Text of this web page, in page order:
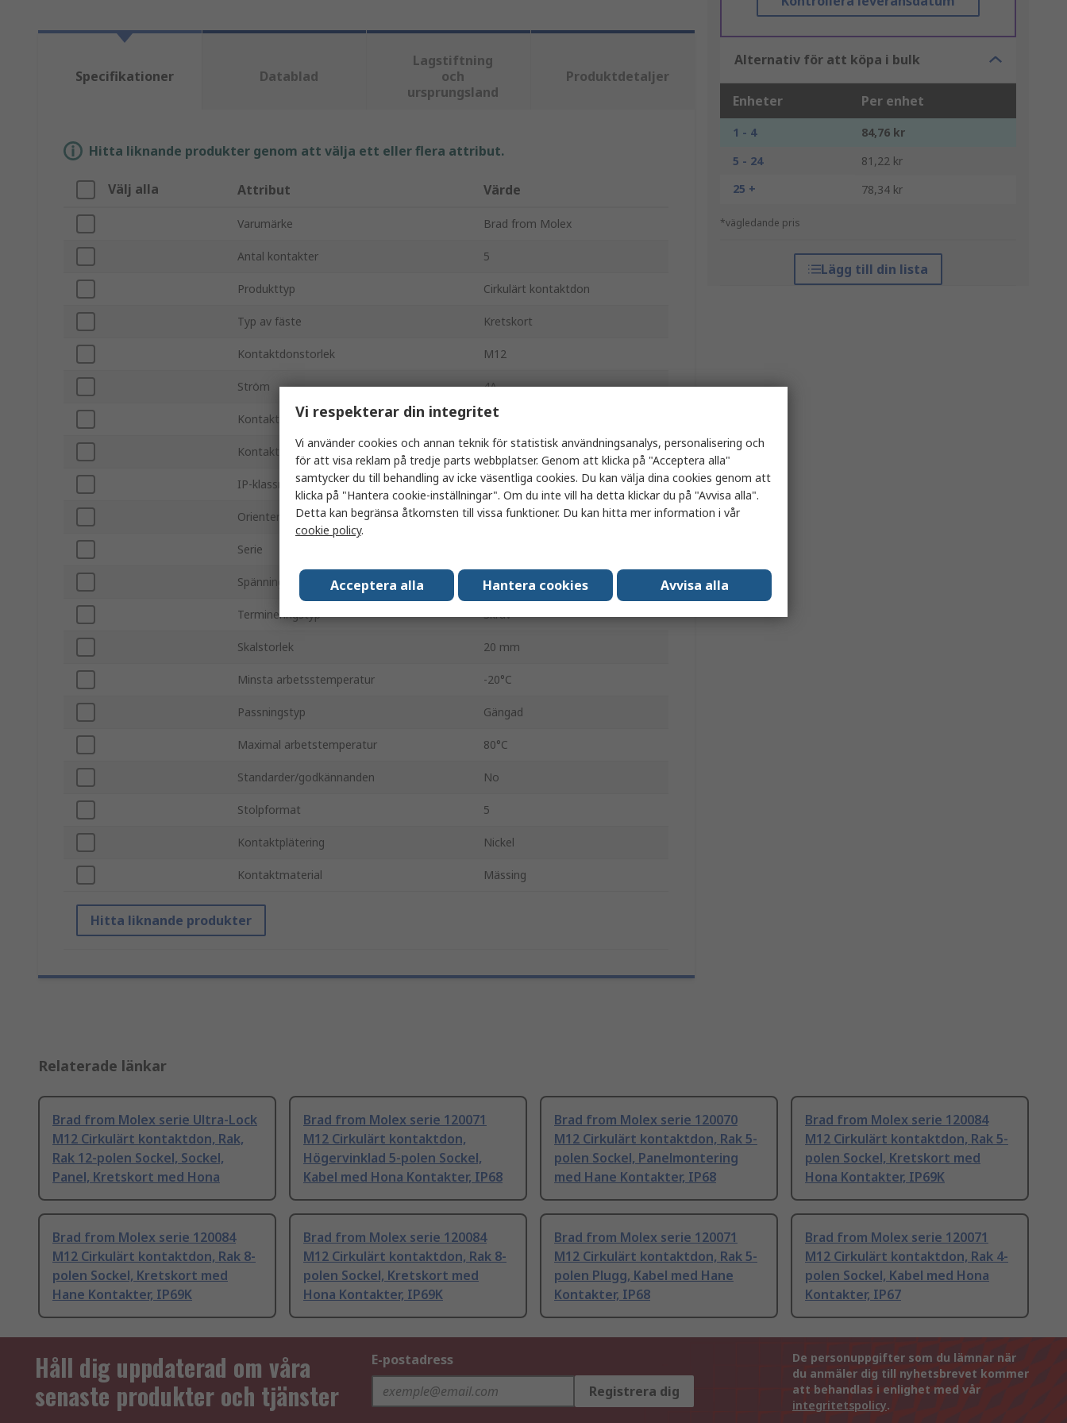
Alternativ för att köpa i bulk
Enheter Per enhet
1 - 4
84,76 kr
5 - 24
81,22 kr
25 +
78,34 kr
*vägledande pris
Lägg till din lista
Specifikationer Datablad
Lagstiftning
och
ursprungsland
Produktdetaljer
Hitta liknande produkter genom att välja ett eller flera attribut.
Välj alla Attribut Värde
Varumärke Brad from Molex
Antal kontakter 5
Produkttyp Cirkulärt kontaktdon
Typ av fäste Kretskort
Kontaktdonstorlek M12
Ström 4A
Kontakt/uttag Sockel
Kontakthane/hona Hane
IP-klassning IP68
Orientering Rak
Serie
Spänning 250.0V
Termineringstyp Skruv
Skalstorlek 20 mm
Minsta arbetsstemperatur -20°C
Passningstyp Gängad
Maximal arbetstemperatur 80°C
Standarder/godkännanden No
Stolpformat 5
Kontaktplätering Nickel
Kontaktmaterial Mässing
Hitta liknande produkter
Relaterade länkar
Brad from Molex serie Ultra-Lock
M12 Cirkulärt kontaktdon, Rak,
Rak 12-polen Sockel, Sockel,
Panel, Kretskort med Hona
Brad from Molex serie 120071
M12 Cirkulärt kontaktdon,
Högervinklad 5-polen Sockel,
Kabel med Hona Kontakter, IP68
Brad from Molex serie 120070
M12 Cirkulärt kontaktdon, Rak 5-
polen Sockel, Panelmontering
med Hane Kontakter, IP68
Brad from Molex serie 120084
M12 Cirkulärt kontaktdon, Rak 5-
polen Sockel, Kretskort med
Hona Kontakter, IP69K
Brad from Molex serie 120084
M12 Cirkulärt kontaktdon, Rak 8-
polen Sockel, Kretskort med
Hane Kontakter, IP69K
Brad from Molex serie 120084
M12 Cirkulärt kontaktdon, Rak 8-
polen Sockel, Kretskort med
Hona Kontakter, IP69K
Brad from Molex serie 120071
M12 Cirkulärt kontaktdon, Rak 5-
polen Plugg, Kabel med Hane
Kontakter, IP68
Brad from Molex serie 120071
M12 Cirkulärt kontaktdon, Rak 4-
polen Sockel, Kabel med Hona
Kontakter, IP67
Håll dig uppdaterad om våra
senaste produkter och tjänster
E-postadress
Registrera dig
De personuppgifter som du lämnar när
du anmäler dig till nyhetsbrevet kommer
att behandlas i enlighet med vår
integritetspolicy.
Vi respekterar din integritet
Vi använder cookies och annan teknik för statistisk användningsanalys, personalisering och
för att visa reklam på tredje parts webbplatser. Genom att klicka på "Acceptera alla"
samtycker du till behandling av icke väsentliga cookies. Du kan välja dina cookies genom att
klicka på "Hantera cookie-inställningar". Om du inte vill ha detta klickar du på "Avvisa alla".
Detta kan begränsa åtkomsten till vissa funktioner. Du kan hitta mer information i vår
cookie policy.
Acceptera alla Hantera cookies Avvisa alla